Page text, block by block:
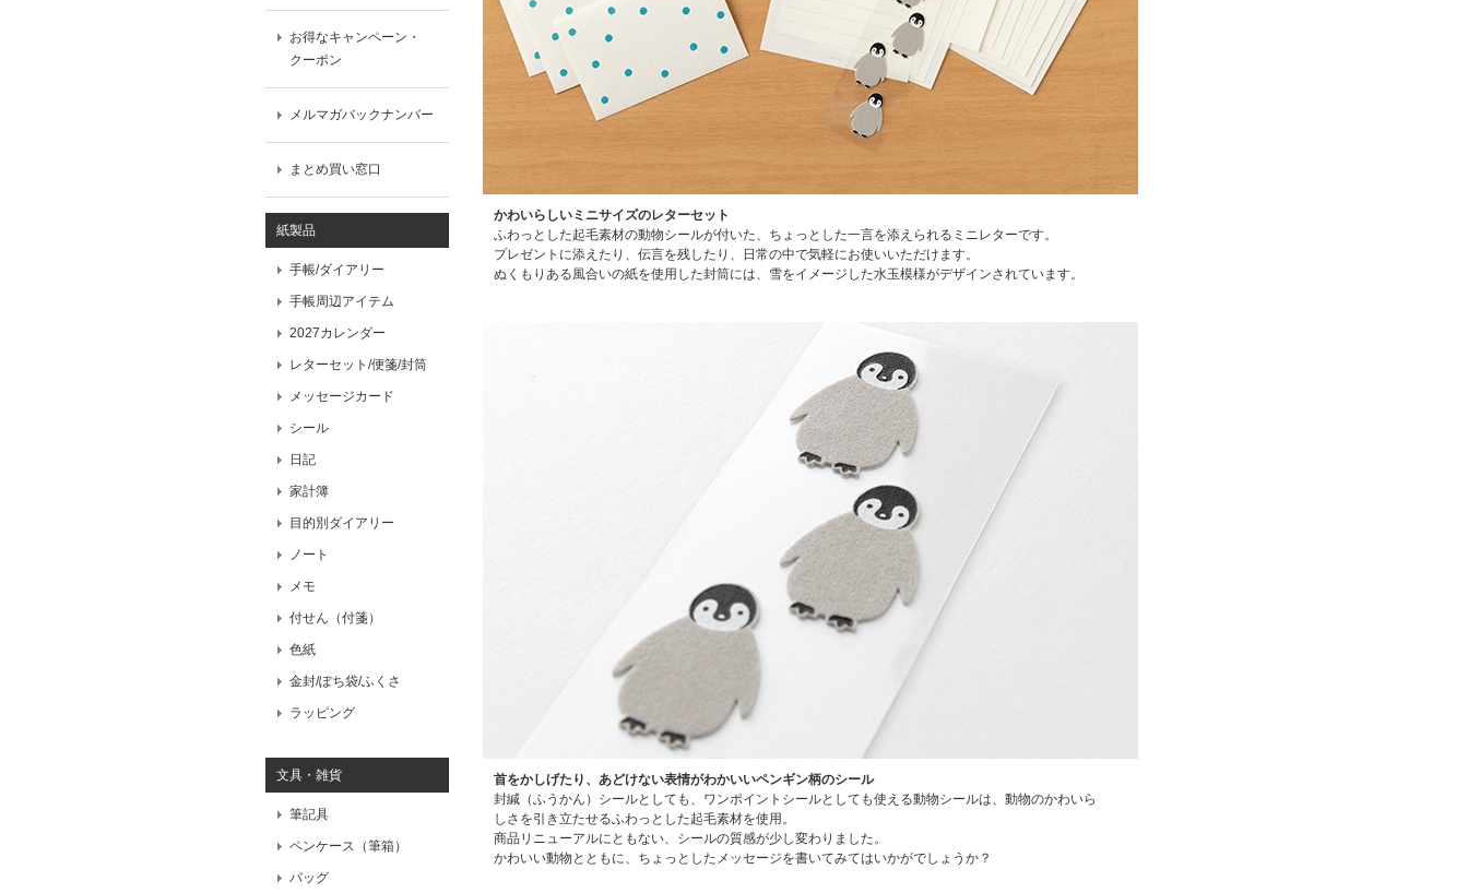
お得なキャンペーン・
クーポン
メルマガバックナンバー
まとめ買い窓口
紙製品
手帳/ダイアリー
手帳周辺アイテム
2027カレンダー
レターセット/便箋/封筒
メッセージカード
シール
日記
家計簿
目的別ダイアリー
ノート
メモ
付せん（付箋）
色紙
金封/ぽち袋/ふくさ
ラッピング
文具・雑貨
筆記具
ペンケース（筆箱）
バッグ
かわいらしいミニサイズのレターセット
ふわっとした起毛素材の動物シールが付いた、ちょっとした一言を添えられるミニレターです。
プレゼントに添えたり、伝言を残したり、日常の中で気軽にお使いいただけます。
ぬくもりある風合いの紙を使用した封筒には、雪をイメージした水玉模様がデザインされています。
首をかしげたり、あどけない表情がわかいいペンギン柄のシール
封緘（ふうかん）シールとしても、ワンポイントシールとしても使える動物シールは、動物のかわいら
しさを引き立たせるふわっとした起毛素材を使用。
商品リニューアルにともない、シールの質感が少し変わりました。
かわいい動物とともに、ちょっとしたメッセージを書いてみてはいかがでしょうか？